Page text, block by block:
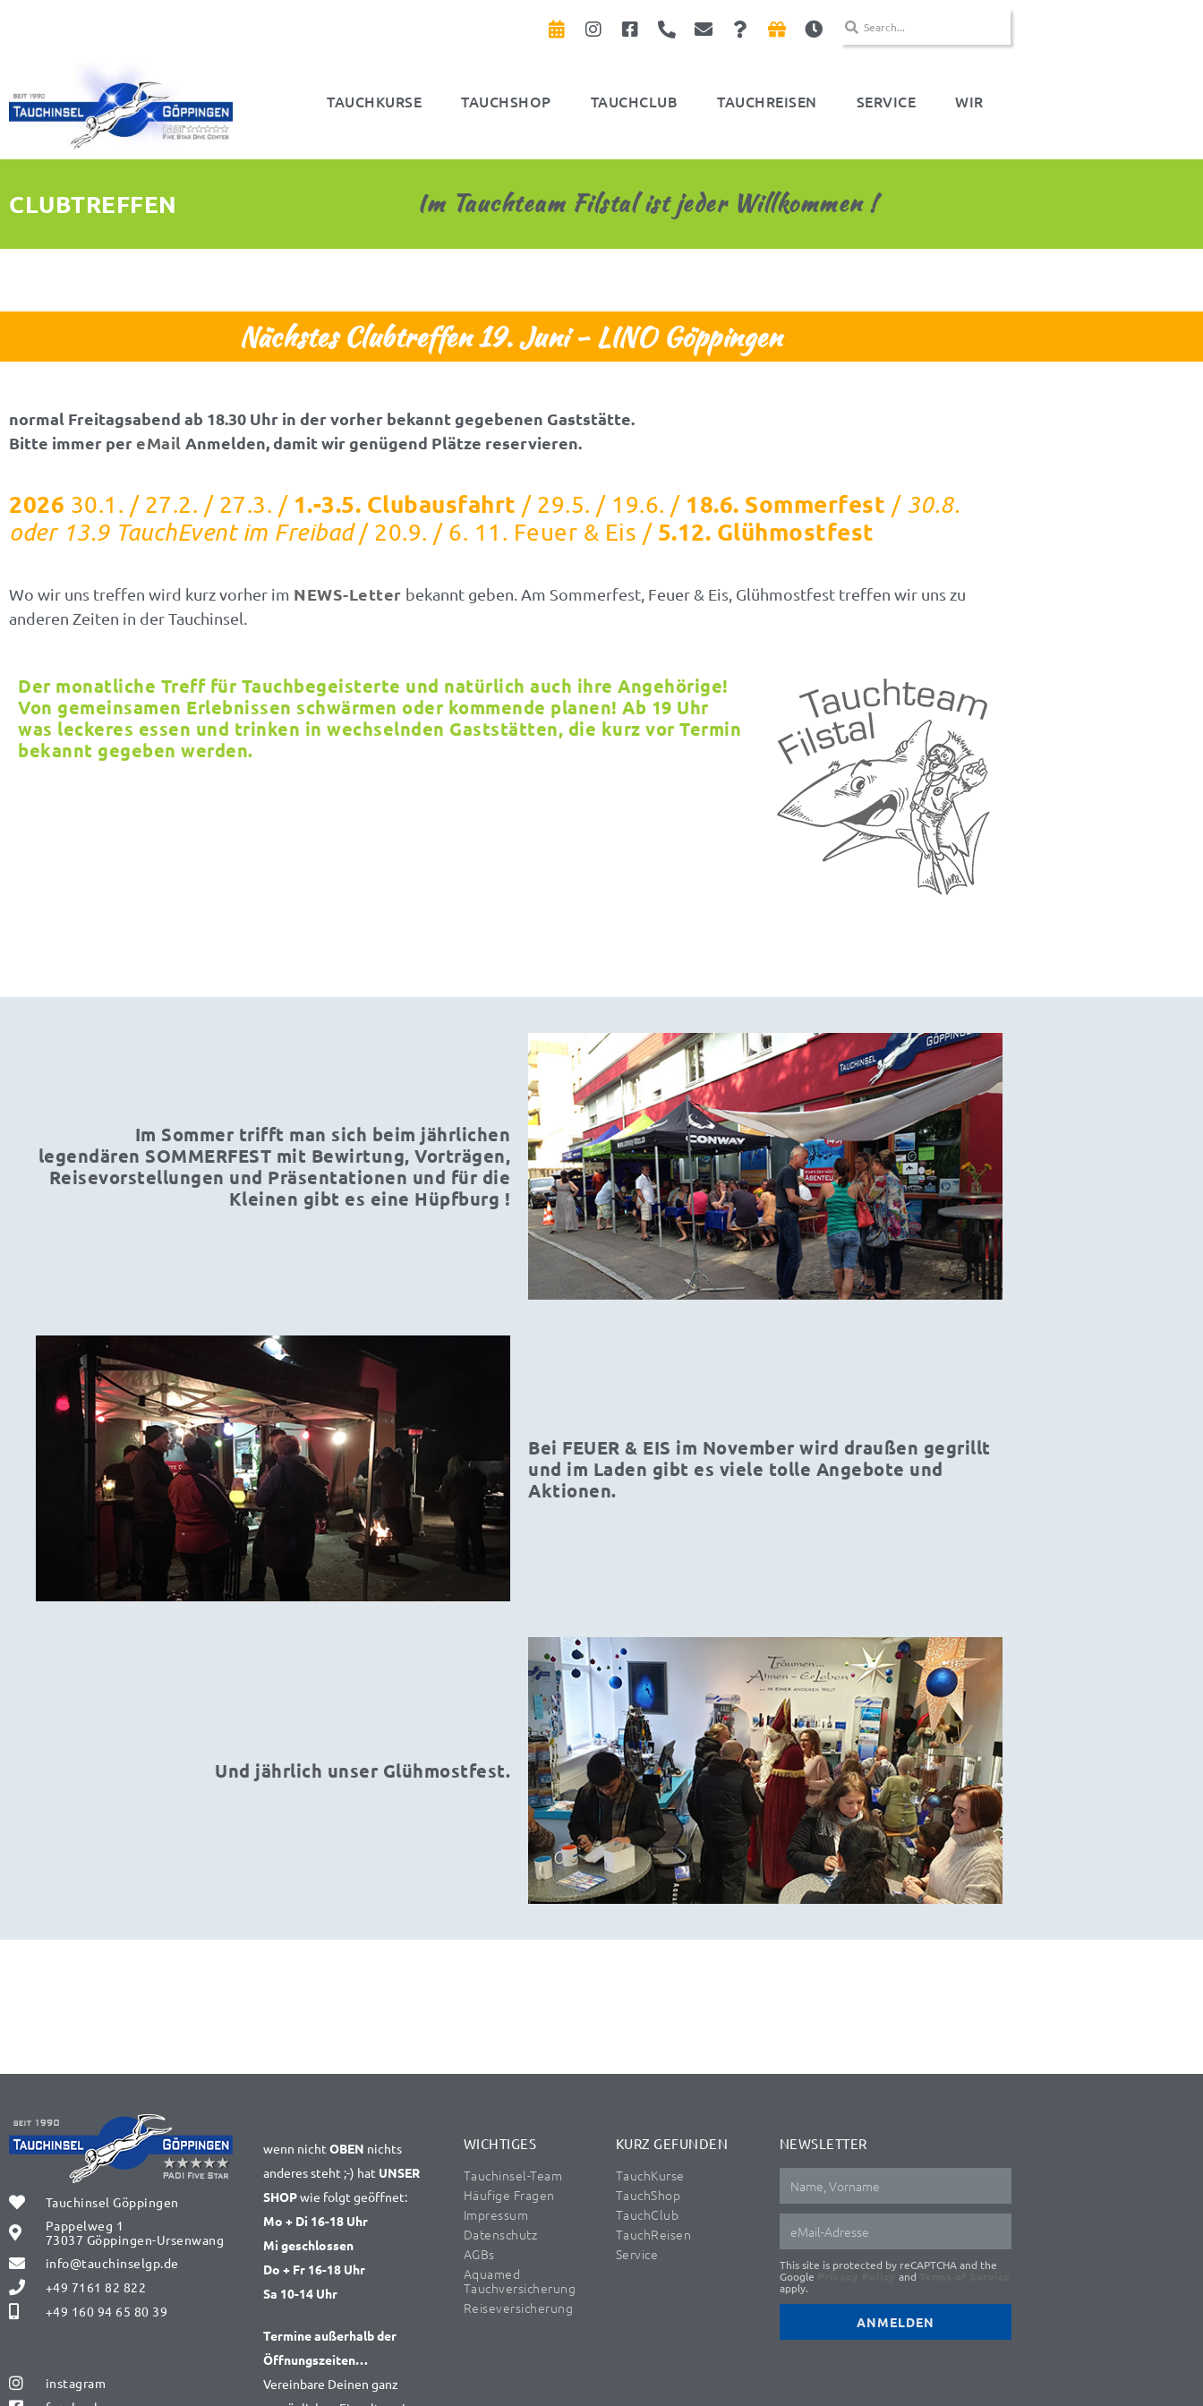
TAUCHKURSE TAUCHSHOP TAUCHCLUB TAUCHREISEN SERVICE WIR
CLUBTREFFEN Im Tauchteam Filstal ist jeder Willkommen !
Nächstes Clubtreffen 19. Juni - LINO Göppingen
normal Freitagsabend ab 18.30 Uhr in der vorher bekannt gegebenen Gaststätte.
Bitte immer pereMail Anmelden, damit wir genügend Plätze reservieren.
2026 30.1. / 27.2. / 27.3. / 1.-3.5. Clubausfahrt / 29.5. / 19.6. / 18.6. Sommerfest / 30.8.
oder 13.9 TauchEvent im Freibad/ 20.9. / 6. 11. Feuer & Eis / 5.12. Glühmostfest
Wo wir uns treffen wird kurz vorher im NEWS-Letter bekannt geben. Am Sommerfest, Feuer & Eis, Glühmostfest treffen wir uns zu
anderen Zeiten in der Tauchinsel.
Der monatliche Treff für Tauchbegeisterte und natürlich auch ihre Angehörige!
Von gemeinsamen Erlebnissen schwärmen oder kommende planen! Ab 19 Uhr
was leckeres essen und trinken in wechselnden Gaststätten, die kurz vor Termin
bekannt gegeben werden.
Im Sommer trifft man sich beim jährlichen
legendären SOMMERFEST mit Bewirtung, Vorträgen,
Reisevorstellungen und Präsentationen und für die
Kleinen gibt es eine Hüpfburg !
Bei FEUER & EIS im November wird draußen gegrillt
und im Laden gibt es viele tolle Angebote und
Aktionen.
Und jährlich unser Glühmostfest.
Tauchinsel Göppingen
Pappelweg 1
73037 Göppingen-Ursenwang
info@tauchinselgp.de
+49 7161 82 822
+49 160 94 65 80 39
instagram
wenn nicht OBEN nichts
anderes steht ;-) hat UNSER
SHOPwie folgt geöffnet:
Mo + Di 16-18 Uhr
Mi geschlossen
Do + Fr 16-18 Uhr
Sa 10-14 Uhr
Termine außerhalb der
Öffnungszeiten…
Vereinbare Deinen ganz
WICHTIGES
Tauchinsel-Team
Häufige Fragen
Impressum
Datenschutz
AGBs
Aquamed
Tauchversicherung
Reiseversicherung
KURZ GEFUNDEN
TauchKurse
TauchShop
TauchClub
TauchReisen
Service
NEWSLETTER
This site is protected by reCAPTCHA and the
Google
and
apply.
ANMELDEN